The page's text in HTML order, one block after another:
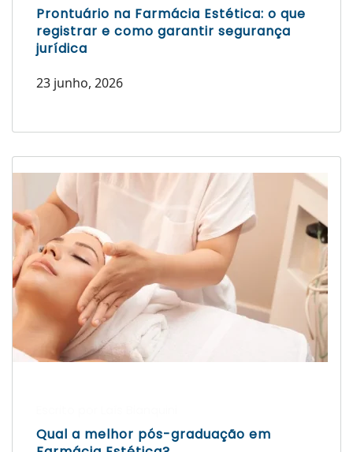
Prontuário na Farmácia Estética: o que
registrar e como garantir segurança
jurídica
23 junho, 2026
Qual a melhor pós-graduação em